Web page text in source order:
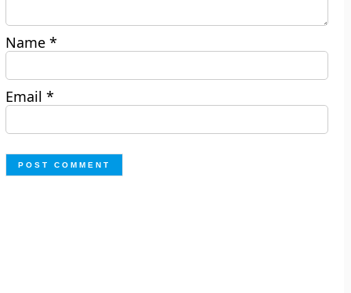
Name*
Email*